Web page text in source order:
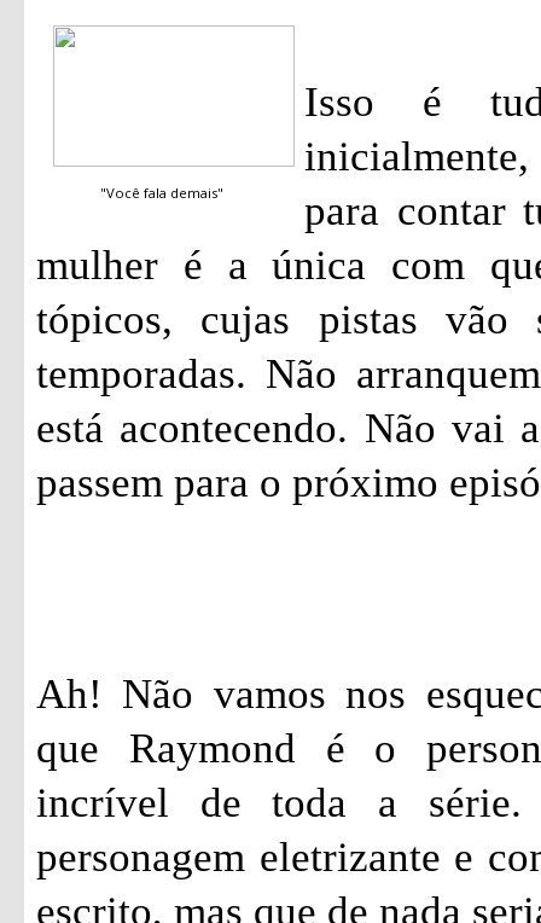
"Você fala demais"
Isso é
para contar
mulher é a única com
tópicos, cujas pistas vão
temporadas. Não
está acontecendo. Não vai
passem para o próximo
Ah! Não vamos nos
que Raymond é o
incrível de toda a
personagem eletrizante e
escrito, mas que de nada